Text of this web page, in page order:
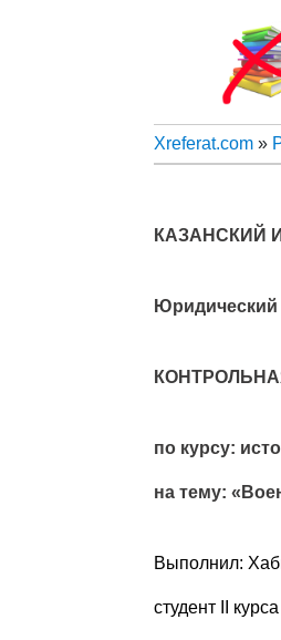
Xreferat.com»
КАЗАНСКИЙ
Юридический
по курсу:
на тему:
Выполнил:
студент II